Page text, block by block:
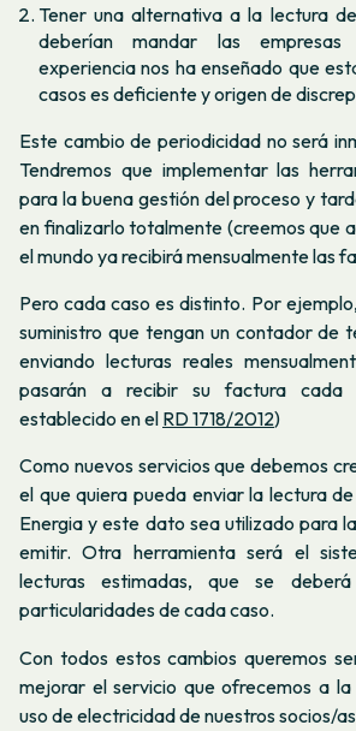
Tener una alternativa a la lectura
deberían mandar las empresas
experiencia nos ha enseñado que
casos es deficiente y origen de
Este cambio de periodicidad no será
Tendremos que implementar las
para la buena gestión del proceso y
en finalizarlo totalmente (creemos que
el mundo ya recibirá mensualmente las
Pero cada caso es distinto. Por
suministro que tengan un contador de
enviando lecturas reales
pasarán a recibir su factura cada
establecido en el RD 1718/2012)
Como nuevos servicios que debemos
el que quiera pueda enviar la lectura
Energia y este dato sea utilizado para
emitir. Otra herramienta será el
lecturas estimadas, que se
particularidades de cada caso.
Con todos estos cambios queremos
mejorar el servicio que ofrecemos a
uso de electricidad de nuestros socios/